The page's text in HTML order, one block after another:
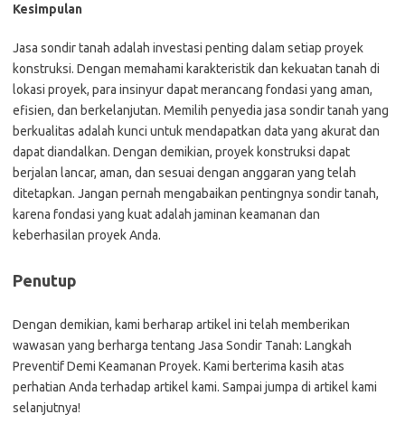
Kesimpulan
Jasa sondir tanah adalah investasi penting dalam setiap proyek
konstruksi. Dengan memahami karakteristik dan kekuatan tanah di
lokasi proyek, para insinyur dapat merancang fondasi yang aman,
efisien, dan berkelanjutan. Memilih penyedia jasa sondir tanah yang
berkualitas adalah kunci untuk mendapatkan data yang akurat dan
dapat diandalkan. Dengan demikian, proyek konstruksi dapat
berjalan lancar, aman, dan sesuai dengan anggaran yang telah
ditetapkan. Jangan pernah mengabaikan pentingnya sondir tanah,
karena fondasi yang kuat adalah jaminan keamanan dan
keberhasilan proyek Anda.
Penutup
Dengan demikian, kami berharap artikel ini telah memberikan
wawasan yang berharga tentang Jasa Sondir Tanah: Langkah
Preventif Demi Keamanan Proyek. Kami berterima kasih atas
perhatian Anda terhadap artikel kami. Sampai jumpa di artikel kami
selanjutnya!